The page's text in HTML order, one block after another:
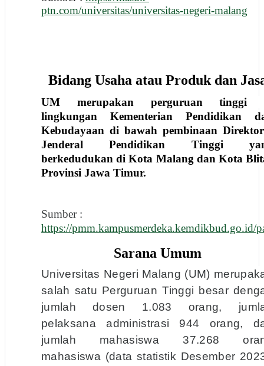
ptn.com/universitas/universitas-negeri-malang
Bidang Usaha atau Produk dan
UM merupakan perguruan tinggi
lingkungan Kementerian Pendidikan
Kebudayaan di bawah pembinaan
Jenderal Pendidikan Tinggi
berkedudukan di Kota Malang dan Kota
Provinsi Jawa Timur.
Sumber :
https://
Sarana Umum
Universitas Negeri Malang (UM)
salah satu Perguruan Tinggi besar
jumlah dosen 1.083 orang,
pelaksana administrasi 944 orang,
jumlah mahasiswa 37.268
mahasiswa (data statistik Desember